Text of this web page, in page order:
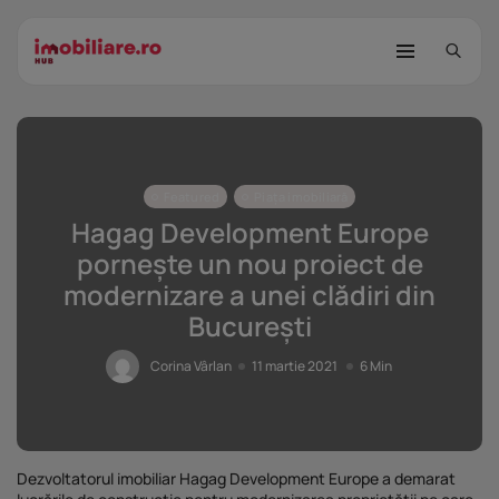
STUDIU Imobiliare.ro: Câtă încredere
25 noiembrie 2025
25 noiembrie 2025 9 Min
Hagag Development Europe
pornește un nou proiect de
modernizare a unei clădiri din
București
Corina Vârlan 11 martie 2021 6 Min
Dezvoltatorul imobiliar Hagag Development Europe a demarat